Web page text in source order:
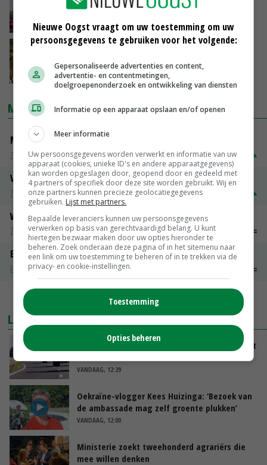
Koeien & Kansen
17-08-2021
Gemiddeld Koeien & Kansenbedrijf heeft
geen fosfaatoverschot
12-10-2020
MARKTPRIJZEN
Magere melkpoeder
Zuivel weekprijzen
€ 269,00 € 7,00
Volle melkpoeder
Zuivel weekprijzen
€ 345,00
Weipoeder
Zuivel weekprijzen
€ 134,00
Boeren Gouda 12 kg
Boerenkaas
MEER MARKTPRIJZEN
LAATSTE NIEUWS
LTO en NAJK roepen leden op Brabants protest
VANDAAG, 12:29
Oekraïne-vlogger Kees Huizinga: ‘Bezoek van
de ambassade mag zelf groente plukken’
VANDAAG, 12:00
Ministerie zoekt tweehonderd agrariërs die
mee willen denken
Nieuwe Oogst vraagt om uw toestemming om uw
persoonsgegevens te gebruiken voor het volgende:
Gepersonaliseerde advertenties en content,
advertentie- en contentmetingen,
doelgroepenonderzoek en ontwikkeling van diensten
Informatie op een apparaat opslaan en/of openen
Meer informatie
Uw persoonsgegevens worden verwerkt en informatie van uw
apparaat (cookies, unieke ID's en andere apparaatgegevens)
kan worden opgeslagen door, geopend door en gedeeld met
4 partners of specifiek door deze site worden gebruikt. Wij en
onze partners kunnen precieze geolocatiegegevens
gebruiken. Lijst met partners.
Bepaalde leveranciers kunnen uw persoonsgegevens
verwerken op basis van gerechtvaardigd belang. U kunt
hiertegen bezwaar maken door uw opties hieronder te
beheren. Zoek onderaan deze pagina of in het sitemenu naar
een link om uw toestemming te beheren of in te trekken via de
privacy- en cookie-instellingen.
Toestemming
Opties beheren